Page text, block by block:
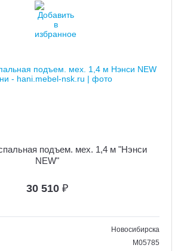
подъем. мех. 1,4 м "Нэнси
NEW"
30 510 ₽
Новосибирска
M05785